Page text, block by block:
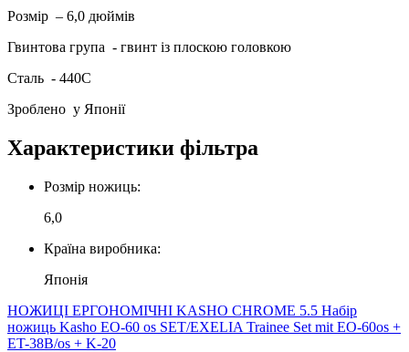
Розмір – 6,0 дюймів
Гвинтова група - гвинт із плоскою головкою
Сталь - 440С
Зроблено у Японії
Характеристики фільтра
Розмір ножиць:
6,0
Країна виробника:
Японія
НОЖИЦІ ЕРГОНОМІЧНІ KASHO CHROME 5.5 Набір
ножиць Kasho EO-60 os SET/EXELIA Trainee Set mit EO-60os +
ET-38B/os + K-20